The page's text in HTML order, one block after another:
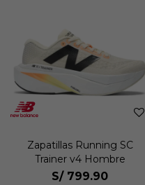
Zapatillas Running SC
Trainer v4 Hombre
S/ 799.90